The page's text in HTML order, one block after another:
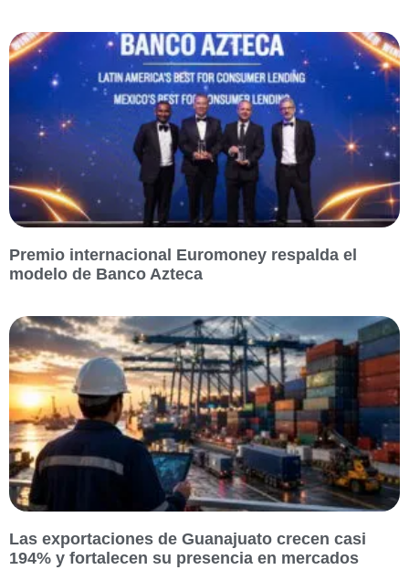
Premio internacional Euromoney respalda el
modelo de Banco Azteca
Las exportaciones de Guanajuato crecen casi
194% y fortalecen su presencia en mercados